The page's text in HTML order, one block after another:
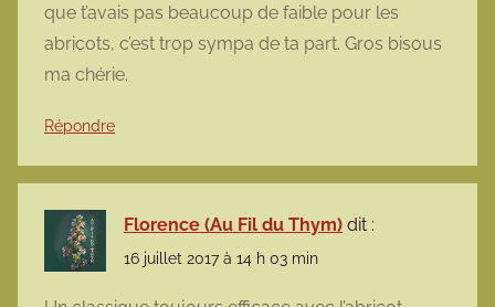
que t’avais pas beaucoup de faible pour les
abricots, c’est trop sympa de ta part. Gros bisous
ma chérie.
Répondre
Florence (Au Fil du Thym) dit :
16 juillet 2017 à 14 h 03 min